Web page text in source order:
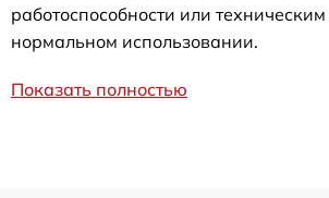
работоспособности или
нормальном использовании.
Показать полностью